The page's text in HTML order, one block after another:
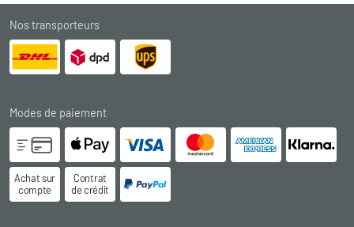
Nos transporteurs
Modes de paiement
Achat sur
compte
Contrat
de crédit